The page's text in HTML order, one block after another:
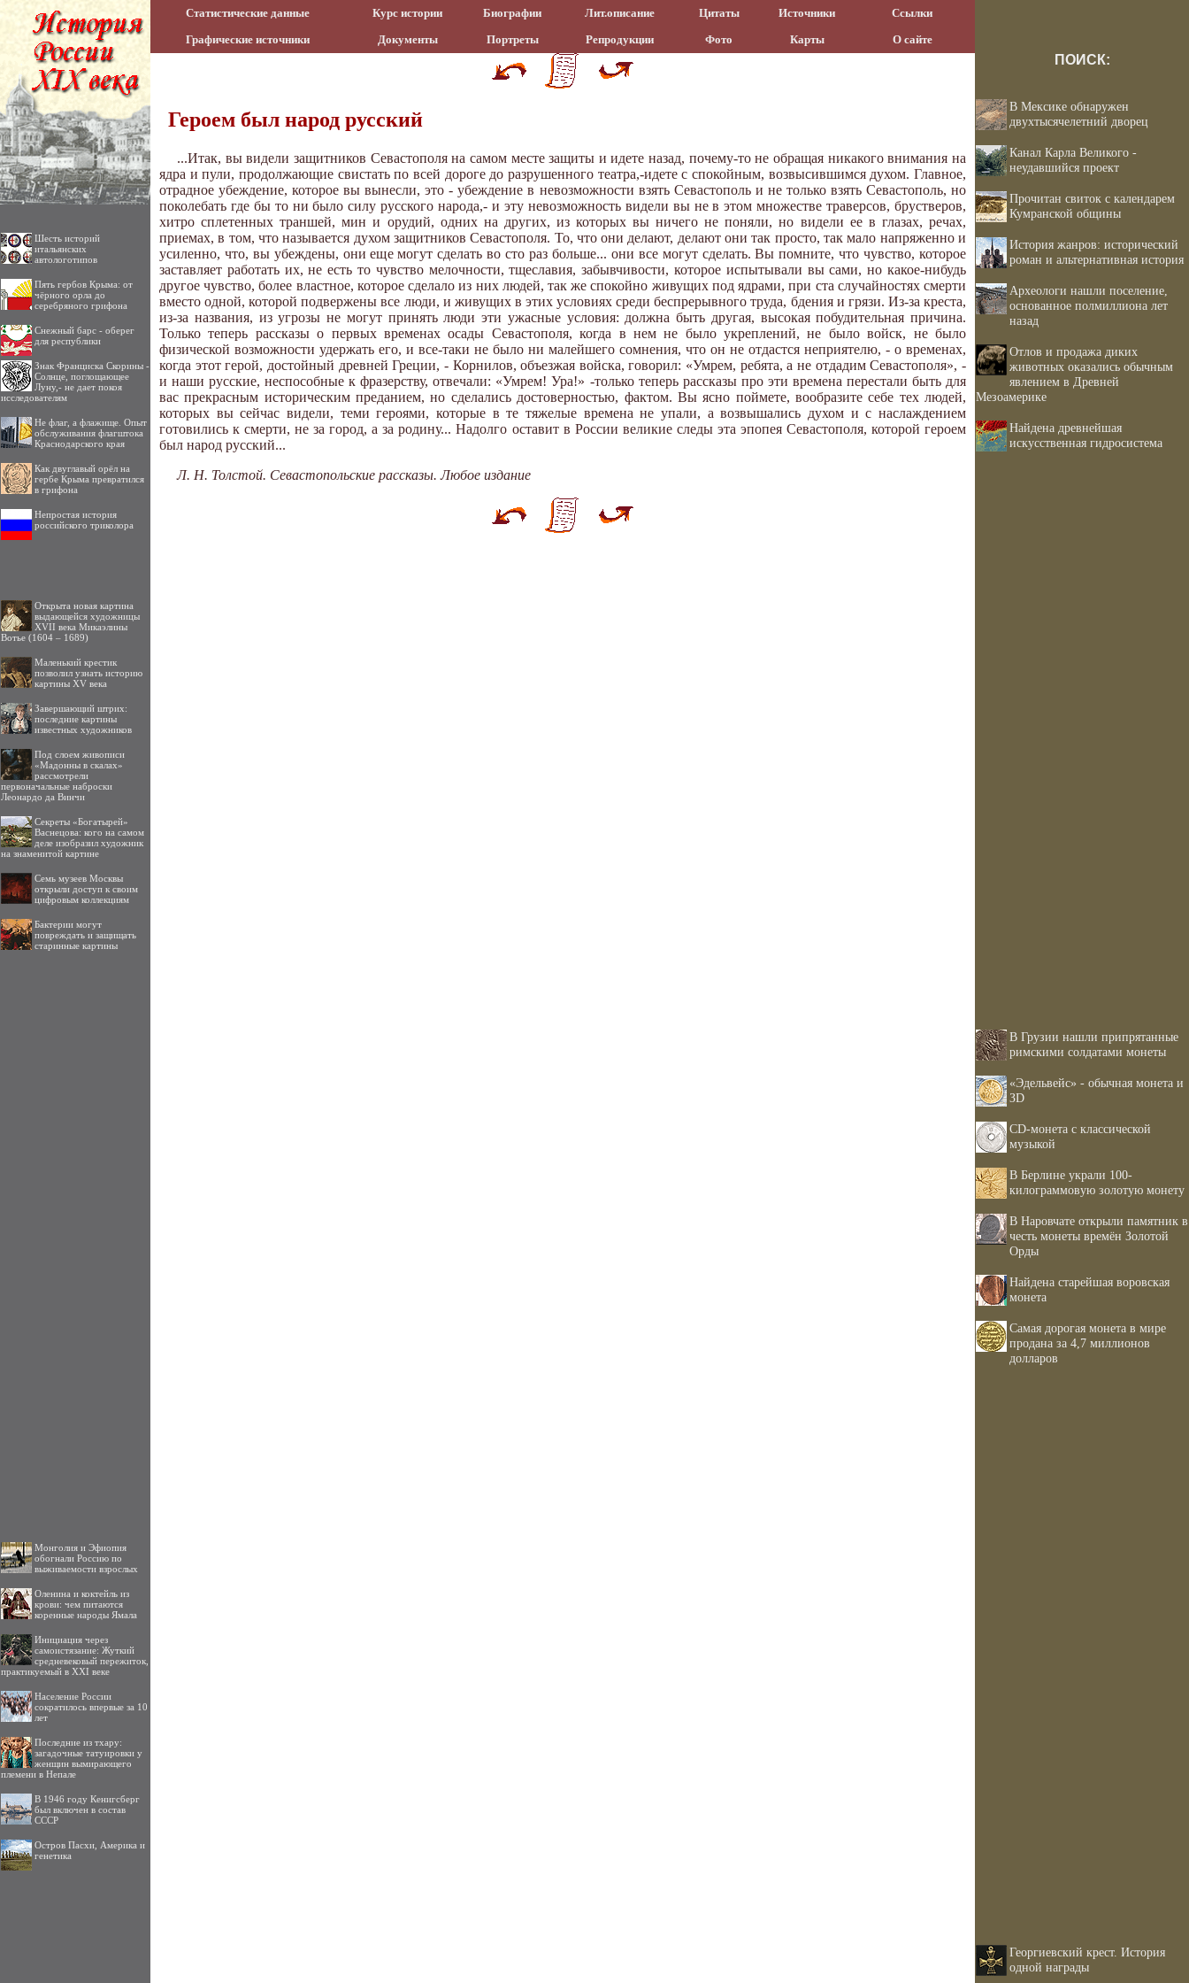
Статистические данные Курс истории Биографии Лит.описание Цитаты Источники
Ссылки
Графические источники
Документы Портреты Репродукции Фото Карты О сайте
Шесть историй
итальянских
автологотипов
Пять гербов Крыма: от
чёрного орла до
серебряного грифона
Снежный барс - оберег
для республики
Знак Франциска Скорины -
Солнце, поглощающее
Луну,- не дает покоя
исследователям
Не флаг, а флажище. Опыт
обслуживания флагштока
Краснодарского края
Как двуглавый орёл на
гербе Крыма превратился
в грифона
Непростая история
российского триколора
Открыта новая картина
выдающейся художницы
XVII века Микаэлины
Вотье (1604 – 1689)
Маленький крестик
позволил узнать историю
картины XV века
Завершающий штрих:
последние картины
известных художников
Под слоем живописи
«Мадонны в скалах»
рассмотрели
первоначальные наброски
Леонардо да Винчи
Секреты «Богатырей»
Васнецова: кого на самом
деле изобразил художник
на знаменитой картине
Семь музеев Москвы
открыли доступ к своим
цифровым коллекциям
Бактерии могут
повреждать и защищать
старинные картины
Монголия и Эфиопия
обогнали Россию по
выживаемости взрослых
Оленина и коктейль из
крови: чем питаются
коренные народы Ямала
Инициация через
самоистязание: Жуткий
средневековый пережиток,
практикуемый в XXI веке
Население России
сократилось впервые за 10
лет
Последние из тхару:
загадочные татуировки у
женщин вымирающего
племени в Непале
В 1946 году Кенигсберг
был включен в состав
СССР
Остров Пасхи, Америка и
генетика
Героем был народ русский
...Итак, вы видели защитников Севастополя на самом месте защиты и идете назад, почему-то не обращая никакого внимания на
ядра и пули, продолжающие свистать по всей дороге до разрушенного театра,-идете с спокойным, возвысившимся духом. Главное,
отрадное убеждение, которое вы вынесли, это - убеждение в невозможности взять Севастополь и не только взять Севастополь, но
поколебать где бы то ни было силу русского народа,- и эту невозможность видели вы не в этом множестве траверсов, брустверов,
хитро сплетенных траншей, мин и орудий, одних на других, из которых вы ничего не поняли, но видели ее в глазах, речах,
приемах, в том, что называется духом защитников Севастополя. То, что они делают, делают они так просто, так мало напряженно и
усиленно, что, вы убеждены, они еще могут сделать во сто раз больше... они все могут сделать. Вы помните, что чувство, которое
заставляет работать их, не есть то чувство мелочности, тщеславия, забывчивости, которое испытывали вы сами, но какое-нибудь
другое чувство, более властное, которое сделало из них людей, так же спокойно живущих под ядрами, при ста случайностях смерти
вместо одной, которой подвержены все люди, и живущих в этих условиях среди беспрерывного труда, бдения и грязи. Из-за креста,
из-за названия, из угрозы не могут принять люди эти ужасные условия: должна быть другая, высокая побудительная причина.
Только теперь рассказы о первых временах осады Севастополя, когда в нем не было укреплений, не было войск, не было
физической возможности удержать его, и все-таки не было ни малейшего сомнения, что он не отдастся неприятелю, - о временах,
когда этот герой, достойный древней Греции, - Корнилов, объезжая войска, говорил: «Умрем, ребята, а не отдадим Севастополя», -
и наши русские, неспособные к фразерству, отвечали: «Умрем! Ура!» -только теперь рассказы про эти времена перестали быть для
вас прекрасным историческим преданием, но сделались достоверностью, фактом. Вы ясно поймете, вообразите себе тех людей,
которых вы сейчас видели, теми героями, которые в те тяжелые времена не упали, а возвышались духом и с наслаждением
готовились к смерти, не за город, а за родину... Надолго оставит в России великие следы эта эпопея Севастополя, которой героем
был народ русский...
Л. Н. Толстой. Севастопольские рассказы. Любое издание
ПОИСК:
В Мексике обнаружен
двухтысячелетний дворец
Канал Карла Великого -
неудавшийся проект
Прочитан свиток с календарем
Кумранской общины
История жанров: исторический
роман и альтернативная история
Археологи нашли поселение,
основанное полмиллиона лет
назад
Отлов и продажа диких
животных оказались обычным
явлением в Древней
Мезоамерике
Найдена древнейшая
искусственная гидросистема
В Грузии нашли припрятанные
римскими солдатами монеты
«Эдельвейс» - обычная монета и
ЗD
CD-монета с классической
музыкой
В Берлине украли 100-
килограммовую золотую монету
В Наровчате открыли памятник в
честь монеты времён Золотой
Орды
Найдена старейшая воровская
монета
Самая дорогая монета в мире
продана за 4,7 миллионов
долларов
Георгиевский крест. История
одной награды